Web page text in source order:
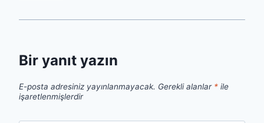
Bir yanıt yazın
E-posta adresiniz yayınlanmayacak. Gerekli alanlar * ile
işaretlenmişlerdir